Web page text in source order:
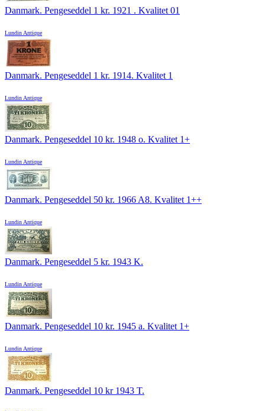
Danmark. Pengeseddel 1 kr. 1921 . Kvalitet 01
Lundin Antique
Danmark. Pengeseddel 1 kr. 1914. Kvalitet 1
Lundin Antique
Danmark. Pengeseddel 10 kr. 1948 o. Kvalitet 1+
Lundin Antique
Danmark. Pengeseddel 50 kr. 1966 A8. Kvalitet 1++
Lundin Antique
Danmark. Pengeseddel 5 kr. 1943 K.
Lundin Antique
Danmark. Pengeseddel 10 kr. 1945 a. Kvalitet 1+
Lundin Antique
Danmark. Pengeseddel 10 kr 1943 T.